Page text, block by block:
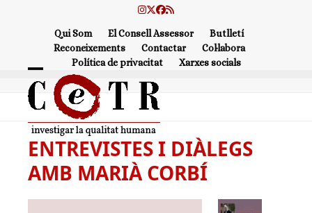
Instagram
Twitter
Facebook
RSS
Qui Som El Consell Assessor
Butlletí
Reconeixements
Contactar
Col·labora
Política de privacitat
Xarxes socials
Open
mobile
menu
Close
mobile
menu
ENTREVISTES I DIÀLEGS
AMB MARIÀ CORBÍ